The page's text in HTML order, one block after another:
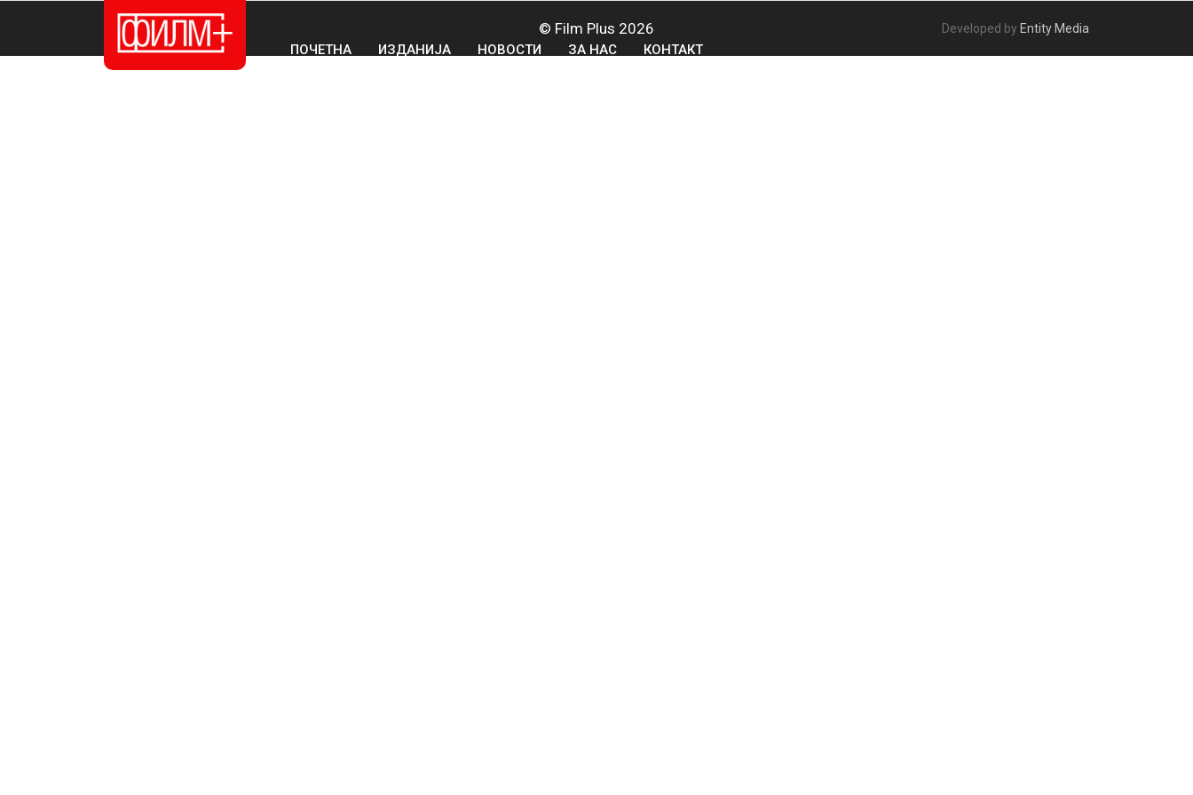
ПОЧЕТНА ИЗДАНИЈА НОВОСТИ ЗА НАС КОНТАКТ
© Film Plus 2026 Developed by Entity Media